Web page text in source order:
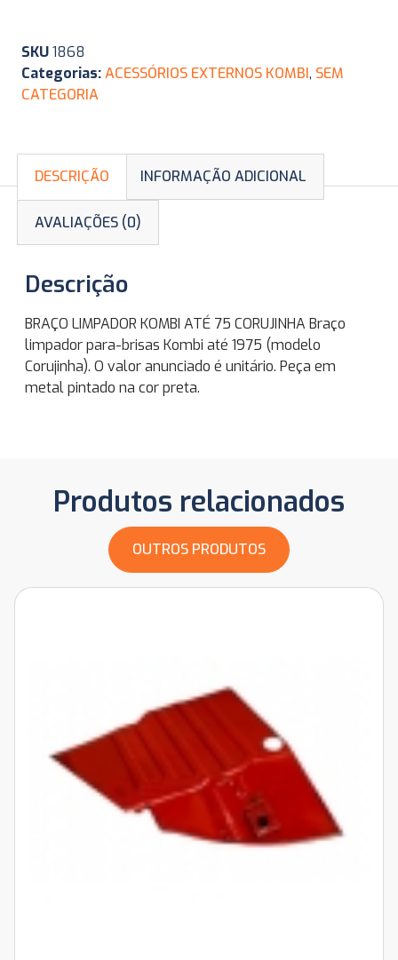
SKU1868
Categorias:ACESSÓRIOS EXTERNOS KOMBI, SEM
CATEGORIA
DESCRIÇÃO INFORMAÇÃO ADICIONAL
AVALIAÇÕES (0)
Descrição
BRAÇO LIMPADOR KOMBI ATÉ 75 CORUJINHA Braço
limpador para-brisas Kombi até 1975 (modelo
Corujinha). O valor anunciado é unitário. Peça em
metal pintado na cor preta.
Produtos relacionados
OUTROS PRODUTOS